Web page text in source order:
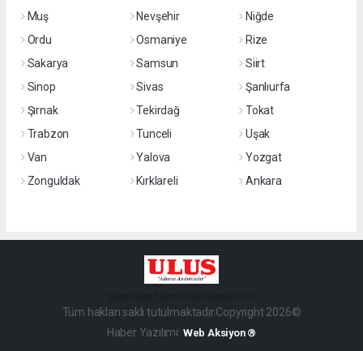
Muş
Nevşehir
Niğde
Ordu
Osmaniye
Rize
Sakarya
Samsun
Siirt
Sinop
Sivas
Şanlıurfa
Şırnak
Tekirdağ
Tokat
Trabzon
Tunceli
Uşak
Van
Yalova
Yozgat
Zonguldak
Kırklareli Ankara
Tüm hakları saklı tutulmaktadır.Copyright 2026©
Haber Yazılımı: Web Aksiyon ®